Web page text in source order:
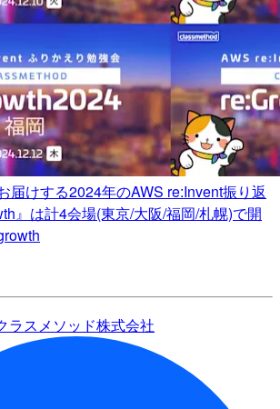
届けする2024年のAWS re:Invent振り返
』は計4会場(東京/大阪/福岡/札幌)で開
ラスメソッド株式会社